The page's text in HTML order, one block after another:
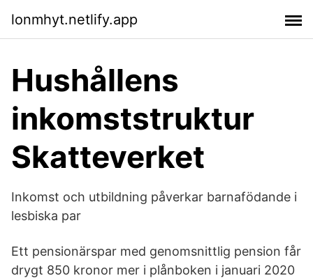
lonmhyt.netlify.app
Hushållens
inkomststruktur
Skatteverket
Inkomst och utbildning påverkar barnafödande i
lesbiska par
Ett pensionärspar med genomsnittlig pension får
drygt 850 kronor mer i plånboken i januari 2020